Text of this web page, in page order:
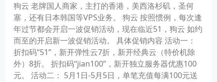
狗云 老牌国人商家，主打的香港，美西洛杉矶，圣何
塞，还有日本韩国等VPS业务。 狗云 按照惯例，每次逢
年过节都会开启一波促销活动，现在临近51，狗云 如约
而至的开启新一波促销活动。 具体促销内容 活动一：
折扣码“51”，新开弹性云7折，新开经典云（特价机除
外）8折。 折扣码“jian100”，新开独立服务器优惠100
元。 活动二： 5月1日-5月5日，单笔充值每满100元送